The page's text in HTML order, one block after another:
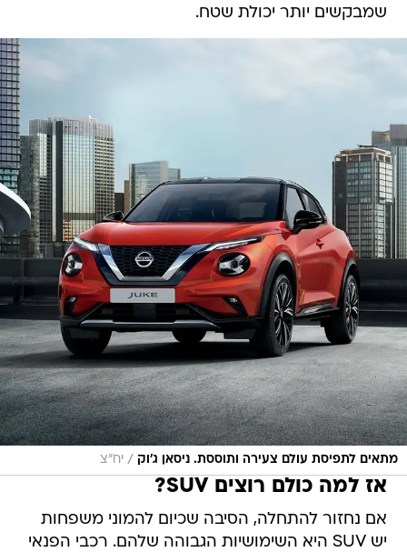
שמבקשים יותר יכולת שטח.
מתאים לתפיסת עולם צעירה ותוססת. ניסאן ג'וק / יח"צ
אז למה כולם רוצים SUV?
אם נחזור להתחלה, הסיבה שכיום להמוני משפחות
יש SUV היא השימושיות הגבוהה שלהם. רכבי הפנאי